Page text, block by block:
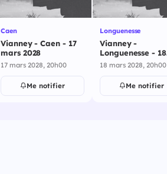
Caen
Vianney - Caen - 17
mars 2028
17 mars 2028, 20h00
Me notifier
Longuenesse
Vianney -
Longuenesse - 18
mars 2028
18 mars 2028, 20h00
Me notifier